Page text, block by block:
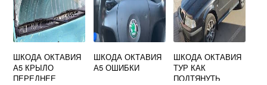
ШКОДА ОКТАВИЯ
А5 КРЫЛО
ПЕРЕДНЕЕ
ШКОДА ОКТАВИЯ
А5 ОШИБКИ
ШКОДА ОКТАВИЯ
ТУР КАК
ПОДТЯНУТЬ